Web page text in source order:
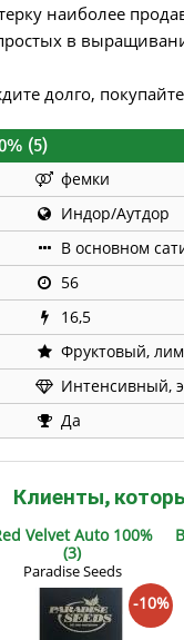
наиболее
в
долго,
(5)
фемки
Индор/Аутдор
В основном
56
16,5
Фруктовый,
Интенсивный,
Да
Клиенты,
Velvet Auto 100%
(3)
Paradise Seeds
-10%